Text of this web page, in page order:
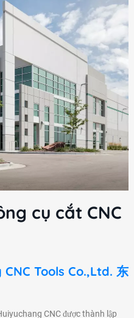
cụ cắt CNC
Tools Co.,Ltd. 东
CNC được thành lập